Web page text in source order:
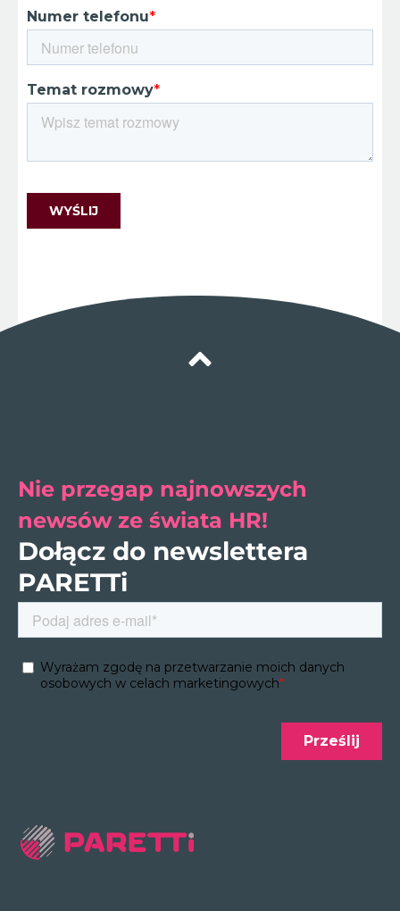
Nie przegap najnowszych
newsów ze świata HR!
Dołącz do newslettera
PARETTi